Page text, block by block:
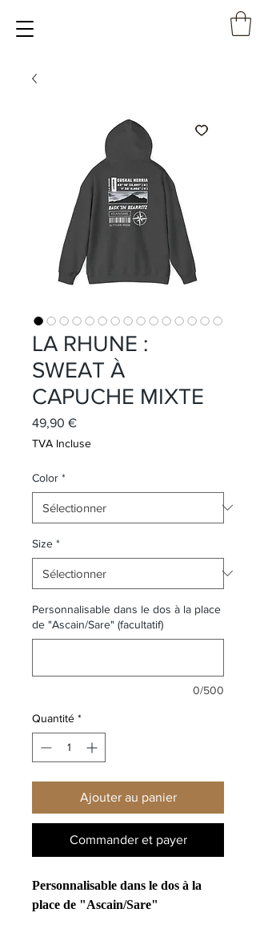
LA RHUNE :
SWEAT À
CAPUCHE MIXTE
49,90 €Prix
TVA Incluse
Color *
Size *
Personnalisable dans le dos à la place
de "Ascain/Sare" (facultatif)
0/500
Quantité *
Ajouter au panier
Commander et payer
Personnalisable dans le dos à la
place de "Ascain/Sare"